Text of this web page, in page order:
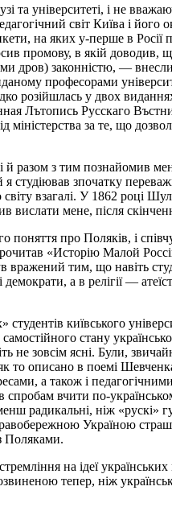
та університеті, і не
світ Київа і його
на яких у-перше в Росії
промову, в якій
дров) законністю, —
професорами
розійшлась у двох
Лътопись Русскаго
міністерства за те, що
й разом з тим познайомив
студіював зпочатку
взагалі. У 1862 році
вислати мене, після
про Поляків, і
«Исторію Малой
вражений тим, що навіть
а в релігії —
київського
стану
не зовсім ясні. Були,
як то описано в поемі
а також і
спробам вчити по-
радикальні, ніж «рускі»
Україною
Поляками.
на ідеї українських
тепер, ніж